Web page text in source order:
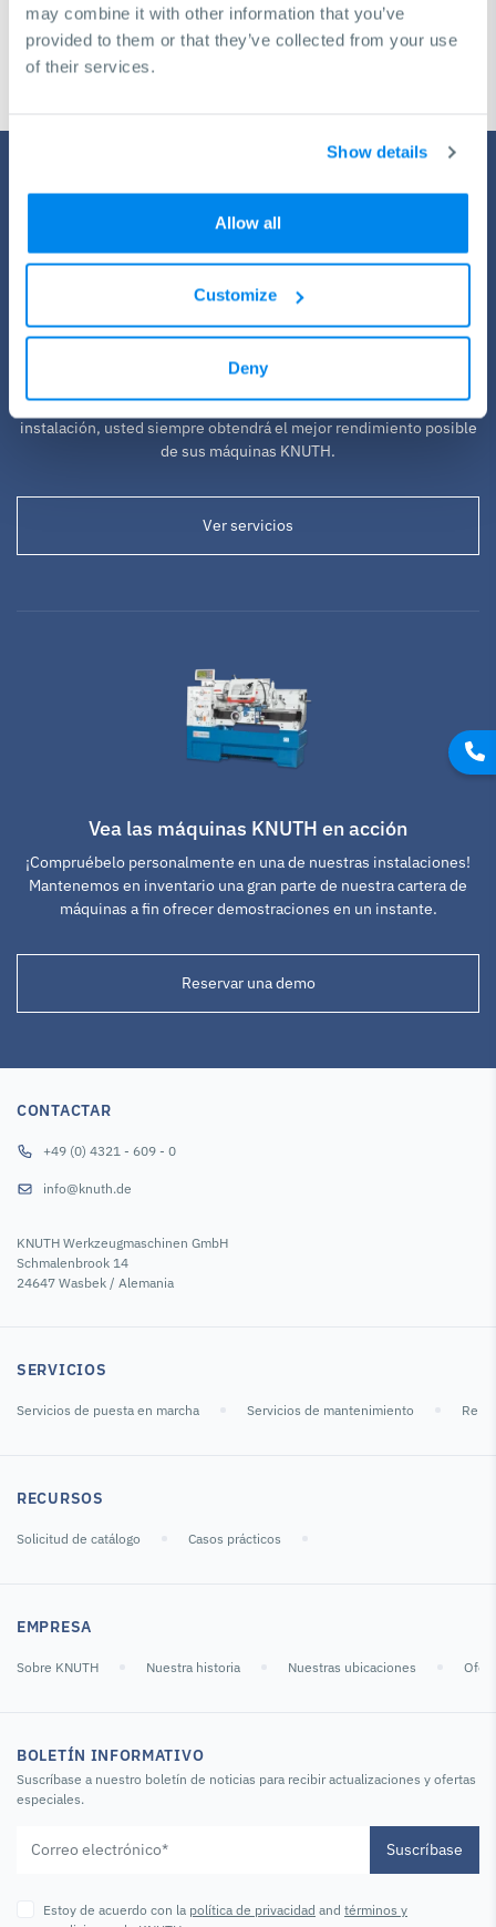
may combine it with other information that you’ve
provided to them or that they’ve collected from your use
of their services.
Show details
Allow all
Customize
Deny
Solicitud de consulta gratuita
Servicio de KNUTH
Todas las máquinas necesitan una parada técnica de vez en
cuando. Con nuestros planes integrales de servicio, capacitación e
instalación, usted siempre obtendrá el mejor rendimiento posible
de sus máquinas KNUTH.
Ver servicios
Vea las máquinas KNUTH en acción
¡Compruébelo personalmente en una de nuestras instalaciones!
Mantenemos en inventario una gran parte de nuestra cartera de
máquinas a fin ofrecer demostraciones en un instante.
Reservar una demo
CONTACTAR
+49 (0) 4321 - 609 - 0
info@knuth.de
KNUTH Werkzeugmaschinen GmbH
Schmalenbrook 14
24647 Wasbek / Alemania
SERVICIOS
Servicios de puesta en marcha Servicios de mantenimiento
RECURSOS
Solicitud de catálogo Casos prácticos
EMPRESA
Sobre KNUTH Nuestra historia Nuestras ubicaciones
BOLETÍN INFORMATIVO
Suscríbase a nuestro boletín de noticias para recibir actualizaciones y ofertas
especiales.
Suscríbase
Estoy de acuerdo con la política de privacidad and términos y